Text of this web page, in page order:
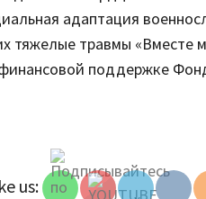
адаптация
тяжелые травмы «Вместе
поддержке
us:
Set Youtube
Channel ID